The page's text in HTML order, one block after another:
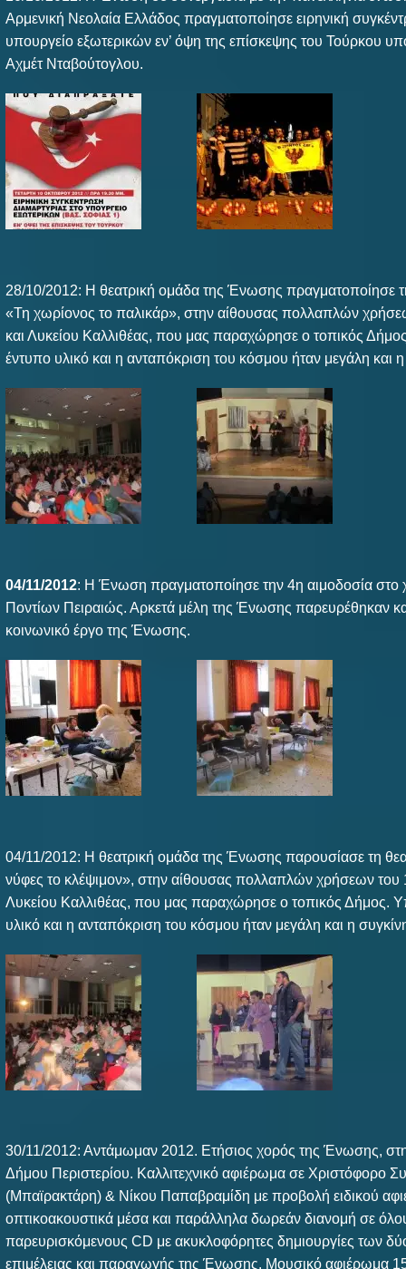
Αρμενική Νεολαία Ελλάδος πραγματοποίησε ειρηνική
υπουργείο εξωτερικών εν’ όψη της επίσκεψης του Τούρκου
Αχμέτ Νταβούτογλου.
28/10/2012: Η θεατρική ομάδα της Ένωσης πραγματοποίησε
«Τη χωρίονος το παλικάρ», στην αίθουσας πολλαπλών
και Λυκείου Καλλιθέας, που μας παραχώρησε ο τοπικός
έντυπο υλικό και η ανταπόκριση του κόσμου ήταν μεγάλη και
04/11/2012: Η Ένωση πραγματοποίησε την 4η αιμοδοσία
Ποντίων Πειραιώς. Αρκετά μέλη της Ένωσης παρευρέθηκαν
κοινωνικό έργο της Ένωσης.
04/11/2012: Η θεατρική ομάδα της Ένωσης παρουσίασε τη
νύφες το κλέψιμον», στην αίθουσας πολλαπλών χρήσεων του
Λυκείου Καλλιθέας, που μας παραχώρησε ο τοπικός Δήμος.
υλικό και η ανταπόκριση του κόσμου ήταν μεγάλη και η
30/11/2012: Αντάμωμαν 2012. Ετήσιος χορός της Ένωσης,
Δήμου Περιστερίου. Καλλιτεχνικό αφιέρωμα σε Χριστόφορο
(Μπαϊρακτάρη) & Νίκου Παπαβραμίδη με προβολή ειδικού
οπτικοακουστικά μέσα και παράλληλα δωρεάν διανομή σε
παρευρισκόμενους CD με ακυκλοφόρητες δημιουργίες των
επιμέλειας και παραγωγής της Ένωσης. Μουσικό αφιέρωμα